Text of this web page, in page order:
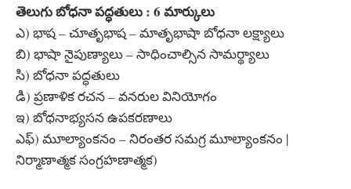
తెలుగు బోధనా పద్ధతులు : 6 మార్కులు
ఎ) భాష – చూతృభాష – మాతృభాషా బోధనా లక్ష్యాలు
బి) భాషా నైపుణ్యాలు – సాధించాల్సిన సామర్థ్యాలు
సి) బోధనా పద్ధతులు
డి) ప్రణాళిక రచన – వనరుల వినియోగం
ఇ) బోధనాభ్యసన ఉపకరణాలు
ఎఫ్) మూల్యాంకనం – నిరంతర సమగ్ర మూల్యాంకనం |
నిర్మాణాత్మక సంగ్రహణాత్మక)